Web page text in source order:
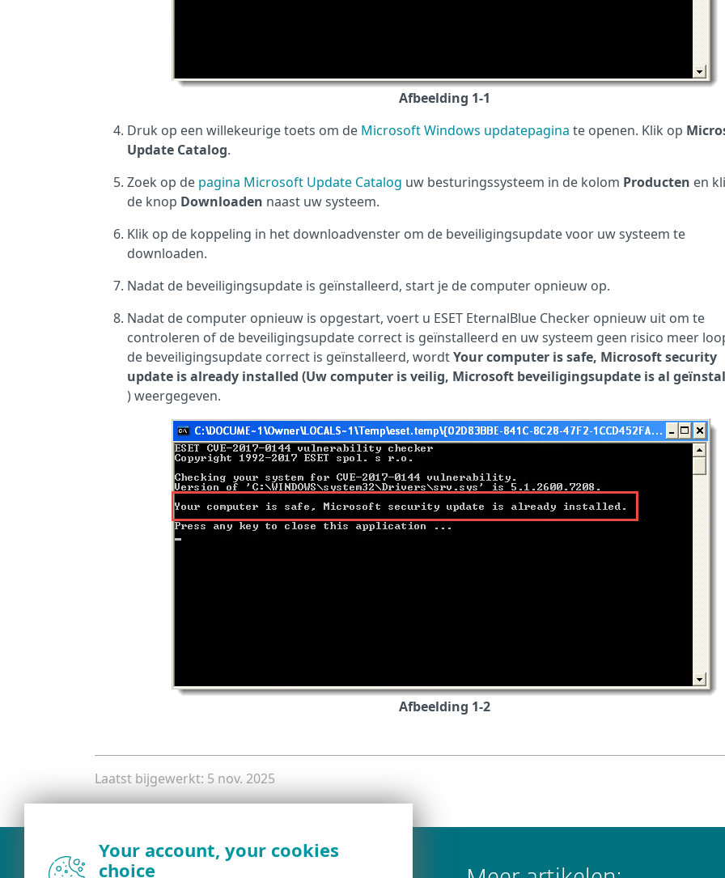
Afbeelding 1-1
Druk op een willekeurige toets om de Microsoft Windows updatepagina te openen. Klik op
Update Catalog.
Zoek op de pagina Microsoft Update Catalog uw besturingssysteem in de kolom Producten en
de knop Downloaden naast uw systeem.
Klik op de koppeling in het downloadvenster om de beveiligingsupdate voor uw systeem te
downloaden.
Nadat de beveiligingsupdate is geïnstalleerd, start je de computer opnieuw op.
Nadat de computer opnieuw is opgestart, voert u ESET EternalBlue Checker opnieuw uit om te
controleren of de beveiligingsupdate correct is geïnstalleerd en uw systeem geen risico meer
de beveiligingsupdate correct is geïnstalleerd, wordtYour computer is safe, Microsoft security
update is already installed (Uw computer is veilig, Microsoft beveiligingsupdate is al
) weergegeven.
Afbeelding 1-2
Laatst bijgewerkt: 5 nov. 2025
Your account, your cookies
choice